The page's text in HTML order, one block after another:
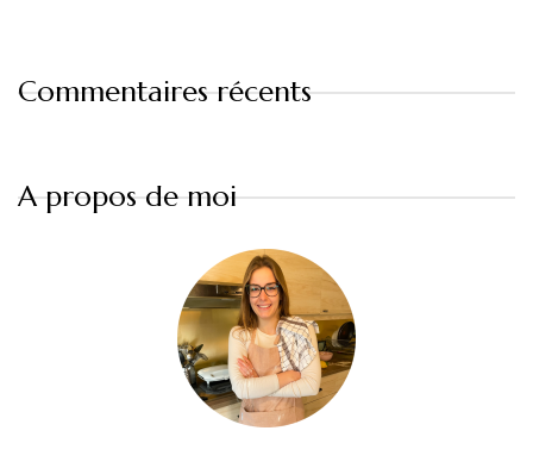
Commentaires récents
A propos de moi